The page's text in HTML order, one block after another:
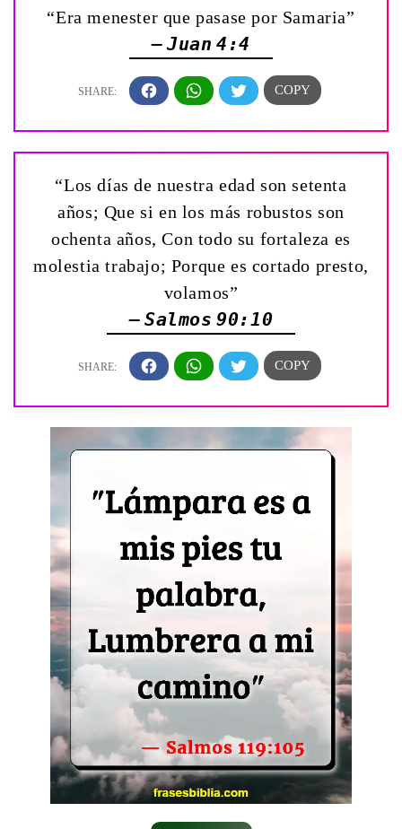
“Era menester que pasase por Samaria”
— Juan 4:4
“Los días de nuestra edad son setenta
años; Que si en los más robustos son
ochenta años, Con todo su fortaleza es
molestia trabajo; Porque es cortado presto,
volamos”
— Salmos 90:10